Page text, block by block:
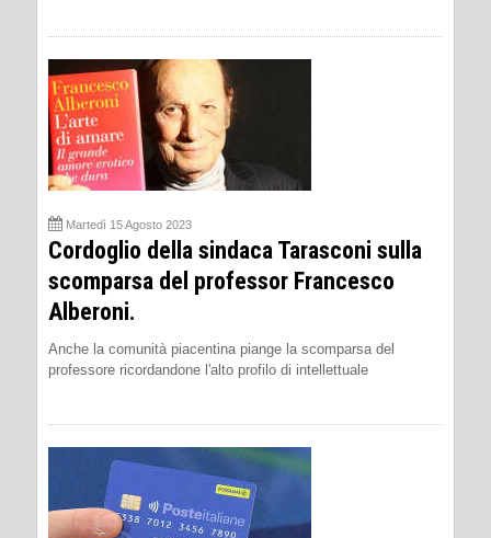
Martedì 15 Agosto 2023
Cordoglio della sindaca Tarasconi sulla
scomparsa del professor Francesco
Alberoni.
Anche la comunità piacentina piange la scomparsa del
professore ricordandone l'alto profilo di intellettuale